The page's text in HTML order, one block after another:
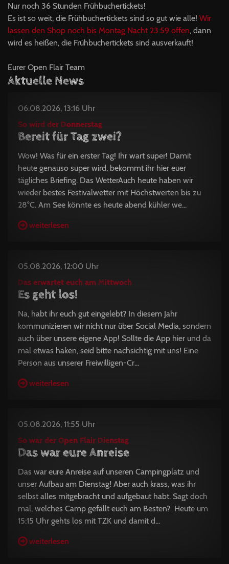
Nur noch 36 Stunden Frühbuchertickets!
Es ist so weit, die Frühbuchertickets sind so gut wie alle! Wir
lassen den Shop noch bis Montag Nacht 23:59 offen, dann
wird es heißen, die Frühbuchertickets sind ausverkauft!
Eurer Open Flair Team
Aktuelle News
06.08.2026, 13:16 Uhr
So wird der Donnerstag
Bereit für Tag zwei?
Wow! Was für ein erster Tag! Ihr wart super! Damit
heute genauso super wird, bekommt ihr hier euer
tägliches Briefing. Das WetterAuch heute haben wir
wieder bestes Festivalwetter mit Höchstwerten bis zu
28°C. Am See könnte es heute abend kühler we...
weiterlesen
05.08.2026, 12:00 Uhr
Das erwartet euch am Mittwoch
Es geht los!
Na, habt ihr euch gut eingelebt? In diesem Jahr
kommunizieren wir nicht nur über Social Media, sondern
auch über unsere eigene App! Sollte die App hier und da
mal etwas haken, seid bitte nachsichtig mit uns! Eine
Person aus unserer Freiwilligen-Cr...
weiterlesen
05.08.2026, 11:55 Uhr
So war der Open Flair Dienstag
Das war eure Anreise
Das war eure Anreise auf unseren Campingplatz und
unser Aufbau am Dienstag! Aber auch krass, was ihr
selbst alles mitgebracht und aufgebaut habt. Sagt doch
mal, welches Camp gefällt euch am Besten? Heute um
15:15 Uhr gehts los mit TZK und damit d...
weiterlesen